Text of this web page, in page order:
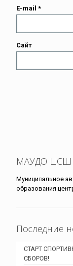
E-mail *
Сайт
МАУДО ЦСШ
Муниципальное
образования
Последние
СТАРТ
СБОРОВ!